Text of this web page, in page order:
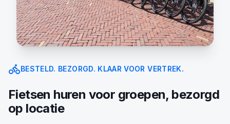
BESTELD. BEZORGD. KLAAR VOOR VERTREK.
Fietsen huren voor groepen, bezorgd
op locatie